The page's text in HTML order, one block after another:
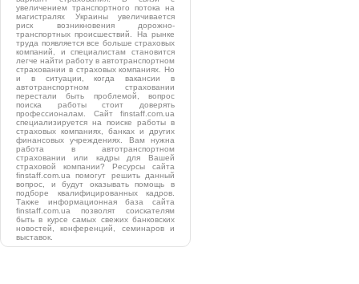
увеличением транспортного потока на
магистралях Украины увеличивается
риск возникновения дорожно-
транспортных происшествий. На рынке
труда появляется все больше страховых
компаний, и специалистам становится
легче найти работу в автотранспортном
страховании в страховых компаниях. Но
и в ситуации, когда вакансии в
автотранспортном страховании
перестали быть проблемой, вопрос
поиска работы стоит доверять
профессионалам. Сайт finstaff.com.ua
специализируется на поиске работы в
страховых компаниях, банках и других
финансовых учреждениях. Вам нужна
работа в автотранспортном
страховании или кадры для Вашей
страховой компании? Ресурсы сайта
finstaff.com.ua помогут решить данный
вопрос, и будут оказывать помощь в
подборе квалифицированных кадров.
Также информационная база сайта
finstaff.com.ua позволят соискателям
быть в курсе самых свежих банковских
новостей, конференций, семинаров и
выставок.